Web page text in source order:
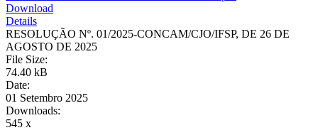
Download
Details
RESOLUÇÃO Nº. 01/2025-CONCAM/CJO/IFSP, DE 26 DE
AGOSTO DE 2025
File Size:
74.40 kB
Date:
01 Setembro 2025
Downloads:
545 x